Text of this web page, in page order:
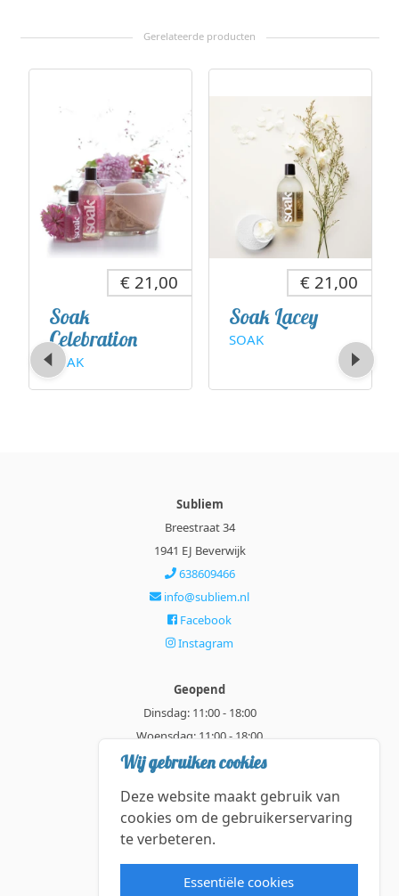
€ 21,00
Soak
Celebration
SOAK
€ 21,00
Soak Lacey
SOAK
Subliem
Breestraat 34
1941 EJ Beverwijk
638609466
info@subliem.nl
Facebook
Instagram
Geopend
Dinsdag: 11:00 - 18:00
Woensdag: 11:00 - 18:00
Donderdag: 11:00 - 21:00
Zaterdag: 11:00 - 18:00
Alle getoonde prijzen zijn incl. BTW.
Wij gebruiken cookies
Deze website maakt gebruik van
cookies om de gebruikerservaring
te verbeteren.
Essentiële cookies